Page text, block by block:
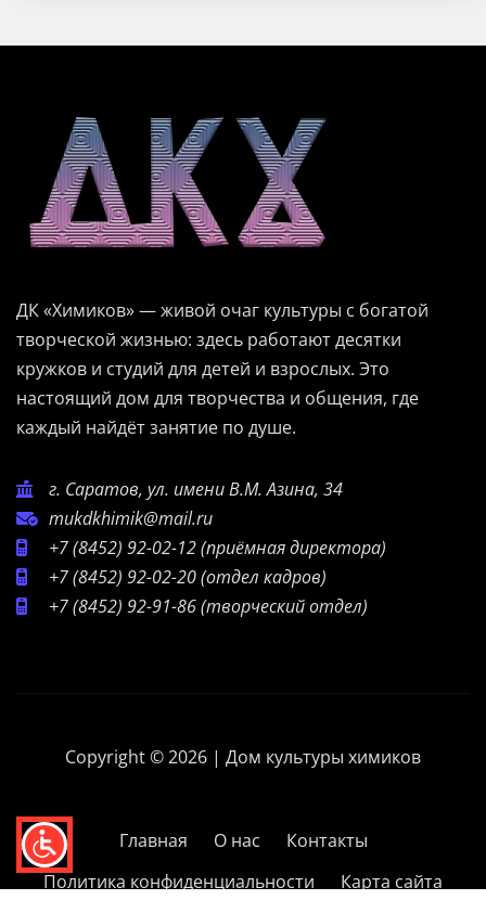
ДК «Химиков» — живой очаг культуры с богатой
творческой жизнью: здесь работают десятки
кружков и студий для детей и взрослых. Это
настоящий дом для творчества и общения, где
каждый найдёт занятие по душе.
г. Саратов, ул. имени В.М. Азина, 34
mukdkhimik@mail.ru
+7 (8452) 92-02-12(приёмная директора)
+7 (8452) 92-02-20(отдел кадров)
+7 (8452) 92-91-86(творческий отдел)
Copyright © 2026 | Дом культуры химиков
Главная О нас
Контакты
Политика конфиденциальности
Карта сайта